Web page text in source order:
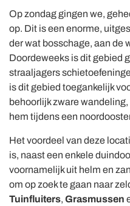
Op zondag gingen we,
op. Dit is een enorme,
der wat bosschage, aan de
Doordeweeks is dit gebied
straaljagers
is dit gebied toegankelijk
behoorlijk zware
hem tijdens een
Het voordeel van deze
is, naast een enkele
voornamelijk uit helm en
om op zoek te gaan naar
Tuinfluiters, Grasmussen